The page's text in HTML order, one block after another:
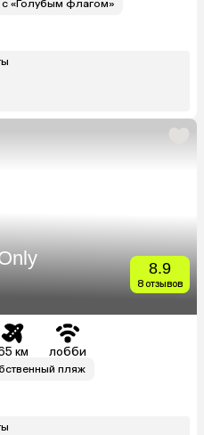
«Голубым флагом»
8.9
8 отзывов
км лобби
пляж